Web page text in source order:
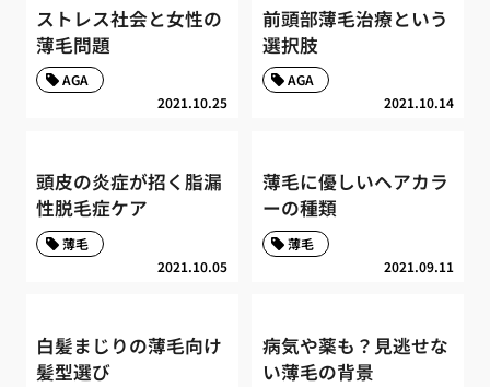
ストレス社会と女性の
薄毛問題
2021.10.25
AGA
前頭部薄毛治療という
選択肢
2021.10.14
AGA
頭皮の炎症が招く脂漏
性脱毛症ケア
2021.10.05
薄毛
薄毛に優しいヘアカラ
ーの種類
2021.09.11
薄毛
白髪まじりの薄毛向け
髪型選び
病気や薬も？見逃せな
い薄毛の背景